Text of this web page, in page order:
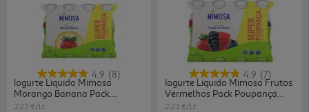
4.9 (8)
Iogurte Liquido Mimosa
Morango Banana Pack
Poupança 8x151ml
2.23 €/Lt
4.9 (7)
Iogurte Liquido Mimosa Frutos
Vermelhos Pack Poupança
8x151ml
2.23 €/Lt